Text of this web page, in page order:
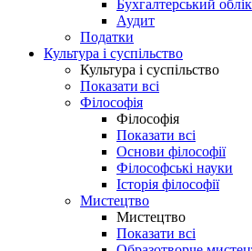
Бухгалтерський облік
Аудит
Податки
Культура і суспільство
Культура і суспільство
Показати всі
Філософія
Філософія
Показати всі
Основи філософії
Філософські науки
Історія філософії
Мистецтво
Мистецтво
Показати всі